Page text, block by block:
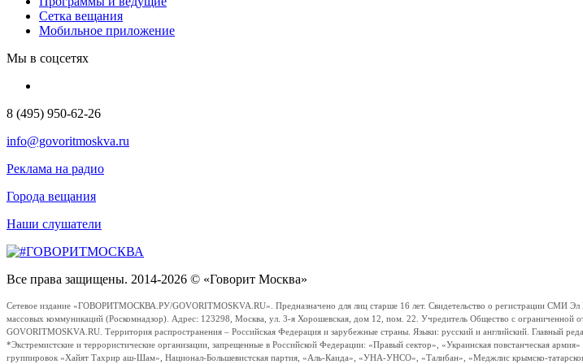
Сетка вещания
Мобильное приложение
Мы в соцсетях
8 (495) 950-62-26
info@govoritmoskva.ru
Реклама на радио
Города вещания
Наши слушатели
Все права защищены. 2014-2026 © «Говорит Москва»
Сетевое издание «ГОВОРИТМОСКВА.РУ/GOVORITMOSKVA.RU». Предназначено для лиц старше 16 лет. Свидетельство о регистрации СМИ
массовых коммуникаций (Роскомнадзор). Адрес: 123298, Москва, ул. 3-я Хорошевская, дом 12, пом. 22. Учредитель Общество с
GOVORITMOSKVA.RU. Территория распространения – Российская Федерация и зарубежные страны. Языки: русский и английский. Главный
*Экстремистские и террористические организации, запрещенные в Российской Федерации: «Правый сектор», «Украинская
группировок «Хайят Тахрир аш-Шам», Национал-Большевистская партия, «Аль-Каида», «УНА-УНСО», «Талибан», «Меджлис крымско-